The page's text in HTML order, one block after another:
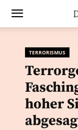
TERRORISMUS
hoher